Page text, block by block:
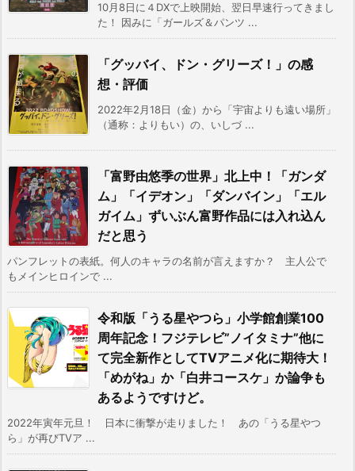
10月8日に４DXで上映開始、翌日早速行ってきまし
た！ 因みに「ガールズ＆パンツ ...
「グッバイ、ドン・グリーズ！」の感
想・評価
2022年2月18日（金）から「宇宙よりも遠い場所」
（通称：よりもい）の、いしづ ...
「富野由悠季の世界」北上中！「ガンダ
ム」「イデオン」「ダンバイン」「エル
ガイム」ずいぶん富野作品には入れ込ん
だと思う
パンフレットの表紙。何人のキャラの名前が言えますか？ 主人公で
もメインヒロインで ...
令和版「うる星やつら」小学館創業100
周年記念！フジテレビ”ノイタミナ”他に
て完全新作としてTVアニメ化に期待大！
「めがね」か「白井コースケ」か論争も
あるようですけど。
2022年寅年元旦！ 日本に衝撃が走りました！ あの「うる星やつ
ら」が再びTVア ...